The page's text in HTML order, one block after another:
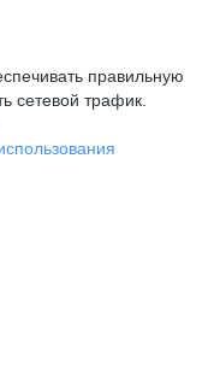
правильную
сетевой трафик.